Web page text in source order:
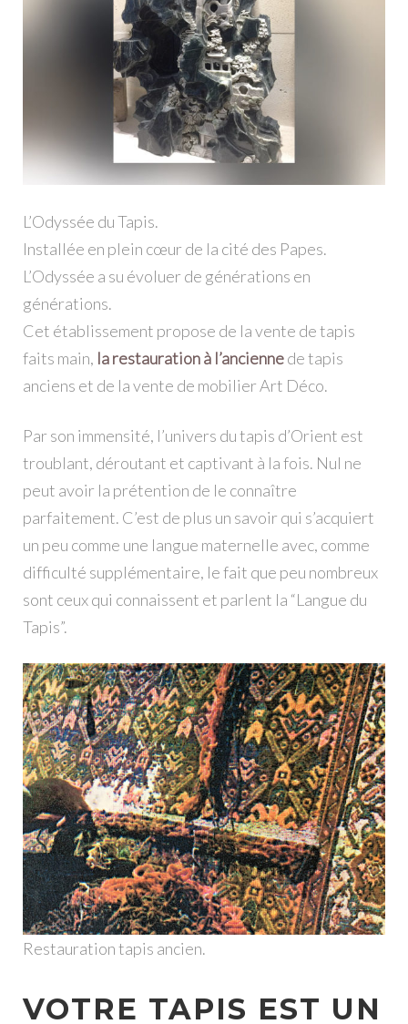
L’Odyssée du Tapis.
Installée en plein cœur de la cité des Papes.
L’Odyssée a su évoluer de générations en
générations.
Cet établissement propose de la vente de tapis
faits main, la restauration à l’anciennede tapis
anciens et de la vente de mobilier Art Déco.
Par son immensité, l’univers du tapis d’Orient est
troublant, déroutant et captivant à la fois. Nul ne
peut avoir la prétention de le connaître
parfaitement. C’est de plus un savoir qui s’acquiert
un peu comme une langue maternelle avec, comme
difficulté supplémentaire, le fait que peu nombreux
sont ceux qui connaissent et parlent la “Langue du
Tapis”.
Restauration tapis ancien.
VOTRE TAPIS EST UN